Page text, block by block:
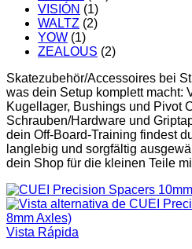
VISIÓN (1)
WALTZ (2)
YOW (1)
ZEALOUS (2)
Skatezubehör/Accessoires bei
was dein Setup komplett macht:
Kugellager, Bushings und Pivot
Schrauben/Hardware und
dein Off-Board-Training findest
langlebig und sorgfältig
dein Shop für die kleinen Teile
Vista Rápida